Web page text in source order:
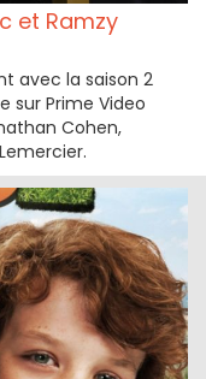
et Ramzy
avec la saison 2
sur Prime Video
Cohen,